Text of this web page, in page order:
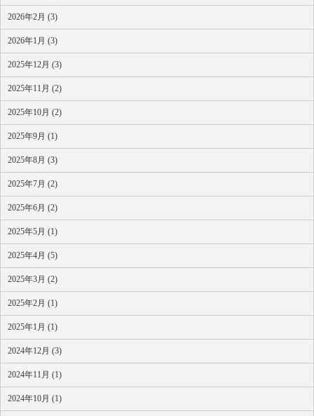
2026年2月 (3)
2026年1月 (3)
2025年12月 (3)
2025年11月 (2)
2025年10月 (2)
2025年9月 (1)
2025年8月 (3)
2025年7月 (2)
2025年6月 (2)
2025年5月 (1)
2025年4月 (5)
2025年3月 (2)
2025年2月 (1)
2025年1月 (1)
2024年12月 (3)
2024年11月 (1)
2024年10月 (1)